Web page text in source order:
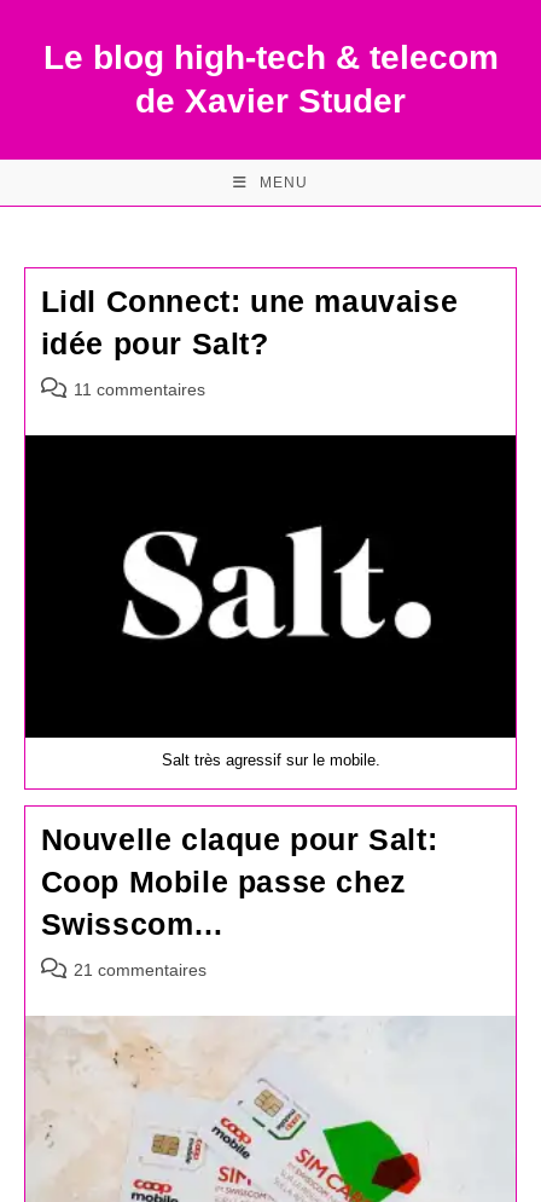
contentLe blog high-tech & telecom
de Xavier Studer
MENU
Lidl Connect: une mauvaise
idée pour Salt?
Commentaires
la
11 commentaires
Salt très agressif sur le mobile.
Nouvelle claque pour Salt:
Coop Mobile passe chez
Swisscom…
Commentaires
la
publication :
21 commentaires